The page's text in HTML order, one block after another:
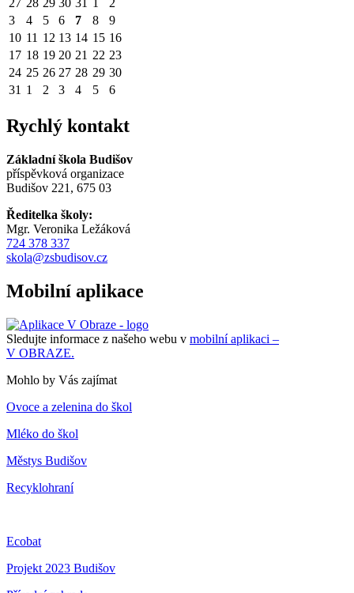
27 28 29 30 31 1
2
3
4 5 6 7 8
9
10 11 12 13 14 15 16
17 18 19 20 21 22 23
24 25 26 27 28 29 30
31 1 2 3 4 5 6
Rychlý kontakt
Základní škola Budišov
příspěvková organizace
Budišov 221, 675 03
Ředitelka školy:
Mgr. Veronika Ležáková
724 378 337
skola@zsbudisov.cz
Mobilní aplikace
Sledujte informace z našeho webu v mobilní aplikaci –
V OBRAZE.
Mohlo by Vás zajímat
Ovoce a zelenina do škol
Mléko do škol
Městys Budišov
Recyklohraní
Ecobat
Projekt 2023 Budišov